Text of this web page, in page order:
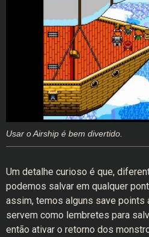
Usar o Airship é bem divertido.
Um detalhe curioso é que,
podemos salvar em qualquer
assim, temos alguns save points
servem como lembretes para
então ativar o retorno dos